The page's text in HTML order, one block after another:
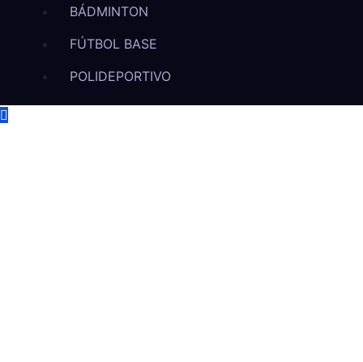
BÁDMINTON
FÚTBOL BASE
POLIDEPORTIVO